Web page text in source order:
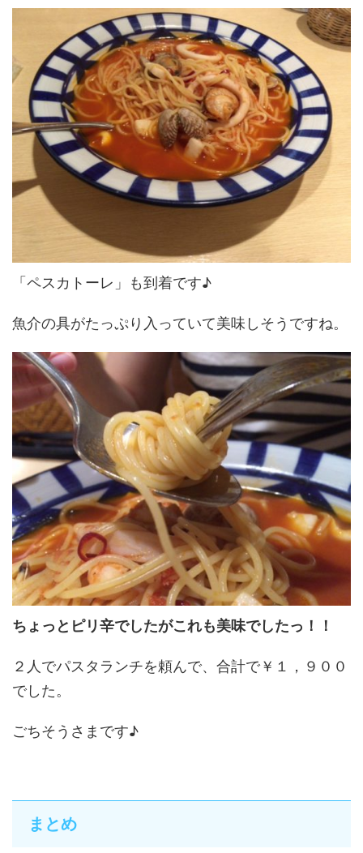
「ペスカトーレ」も到着です♪
魚介の具がたっぷり入っていて美味しそうですね。
ちょっとピリ辛でしたがこれも美味でしたっ！！
２人でパスタランチを頼んで、合計で￥１，９００
でした。
ごちそうさまです♪
まとめ